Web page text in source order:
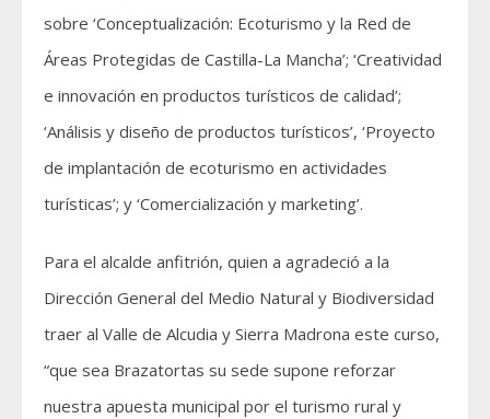
sobre ‘Conceptualización: Ecoturismo y la Red de
Áreas Protegidas de Castilla-La Mancha’; ‘Creatividad
e innovación en productos turísticos de calidad’;
‘Análisis y diseño de productos turísticos’, ‘Proyecto
de implantación de ecoturismo en actividades
turísticas’; y ‘Comercialización y marketing’.
Para el alcalde anfitrión, quien a agradeció a la
Dirección General del Medio Natural y Biodiversidad
traer al Valle de Alcudia y Sierra Madrona este curso,
“que sea Brazatortas su sede supone reforzar
nuestra apuesta municipal por el turismo rural y